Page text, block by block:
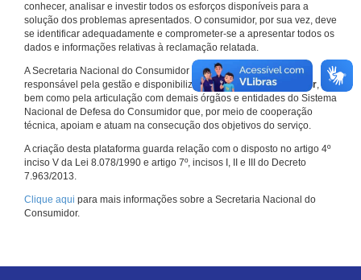
conhecer, analisar e investir todos os esforços disponíveis para a
solução dos problemas apresentados. O consumidor, por sua vez, deve
se identificar adequadamente e comprometer-se a apresentar todos os
dados e informações relativas à reclamação relatada.
A Secretaria Nacional do Consumidor do Ministério da Justiça é a
responsável pela gestão e disponibilização doConsumidor.gov.br,
bem como pela articulação com demais órgãos e entidades do Sistema
Nacional de Defesa do Consumidor que, por meio de cooperação
técnica, apoiam e atuam na consecução dos objetivos do serviço.
A criação desta plataforma guarda relação com o disposto no artigo 4º
inciso V da Lei 8.078/1990 e artigo 7º, incisos I, II e III do Decreto
7.963/2013.
Clique aqui para mais informações sobre a Secretaria Nacional do
Consumidor.